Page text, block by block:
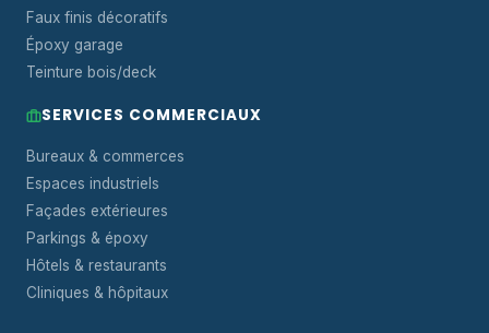
Faux finis décoratifs
Époxy garage
Teinture bois/deck
SERVICES COMMERCIAUX
Bureaux & commerces
Espaces industriels
Façades extérieures
Parkings & époxy
Hôtels & restaurants
Cliniques & hôpitaux